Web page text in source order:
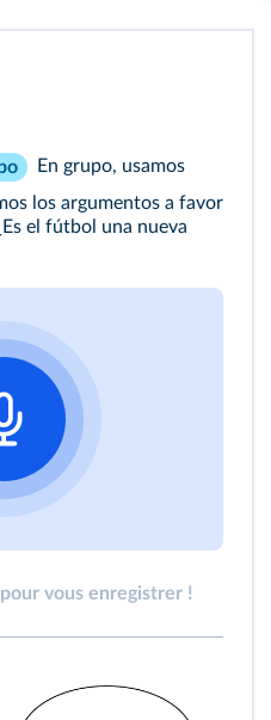
En grupo, usamos
los argumentos a favor
el fútbol una nueva
vous enregistrer !